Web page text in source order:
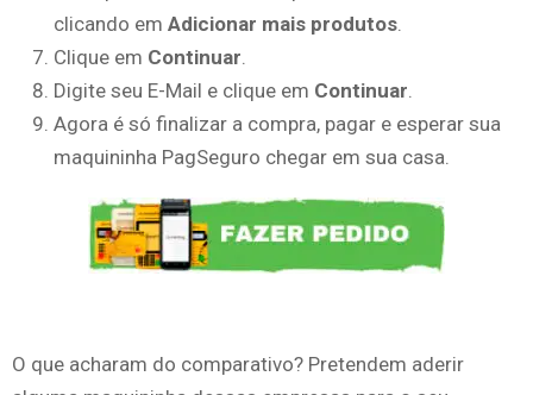
clicando em Adicionar mais produtos
Clique em Continuar
Digite seu E-Mail e clique em Continuar
Agora é só finalizar a compra, pagar e esperar sua
maquininha PagSeguro chegar em sua casa.
O que acharam do comparativo? Pretendem aderir